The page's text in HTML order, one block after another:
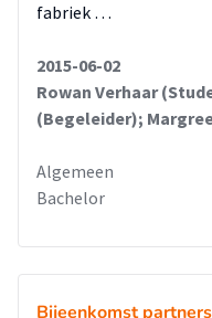
fabriek …
2015-06-02
Rowan Verhaar
(Begeleider);
Algemeen
Bachelor
Bijeenkomst